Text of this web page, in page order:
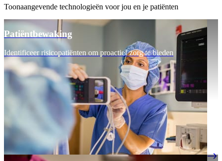
Toonaangevende technologieën voor jou en je patiënten
Patiëntbewaking
Identificeer risicopatiënten om proactief zorg te bieden